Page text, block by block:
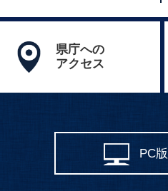
県庁への
アクセス
PC